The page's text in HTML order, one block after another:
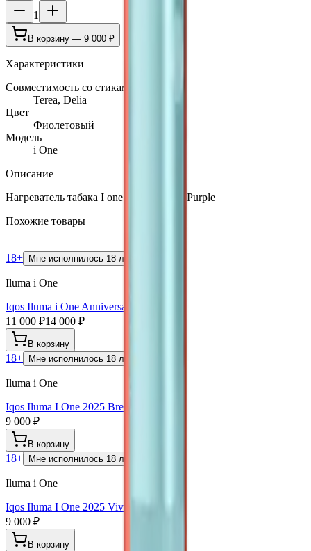
1
В корзину — 9 000 ₽
Характеристики
Совместимость со стиками
Terea, Delia
Цвет
Фиолетовый
Модель
i One
Описание
Нагреватель табака I one 2025 Electric Purple
Похожие товары
18+ Мне исполнилось 18 лет
Iluma i One
Iqos Iluma i One Anniversary Model
11 000 ₽14 000 ₽
В корзину
18+ Мне исполнилось 18 лет
Iluma i One
Iqos Iluma I One 2025 Breeze Blue
9 000 ₽
В корзину
18+ Мне исполнилось 18 лет
Iluma i One
Iqos Iluma I One 2025 Vivid Terracotta
9 000 ₽
В корзину